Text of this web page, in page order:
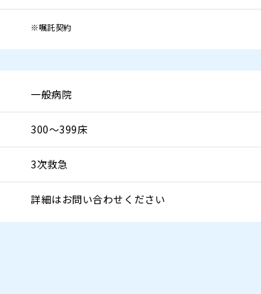
※嘱託契約
一般病院
300～399床
3次救急
詳細はお問い合わせください